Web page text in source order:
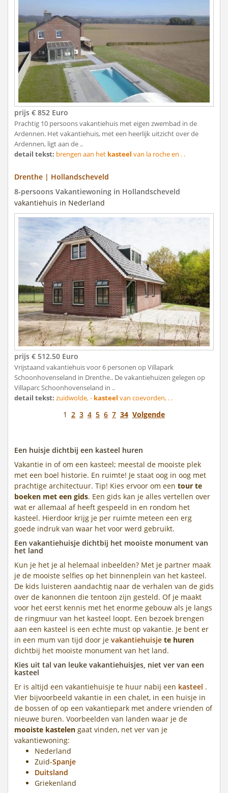
prijs € 852 Euro
Prachtig 10 persoons vakantiehuis met eigen zwembad in de
Ardennen. Het vakantiehuis, met een heerlijk uitzicht over de
Ardennen, ligt aan de ..
detail tekst: brengen aan het kasteel van la roche en . .
Drenthe | Hollandscheveld
8-persoons Vakantiewoning in Hollandscheveld
vakantiehuis in Nederland
prijs € 512.50 Euro
Vrijstaand vakantiehuis voor 6 personen op Villapark
Schoonhovenseland in Drenthe.. De vakantiehuizen gelegen op
Villaparc Schoonhovenseland in ..
detail tekst: zuidwolde, - kasteel van coevorden, . .
1 2 3 4 5 6 7 34 Volgende
Een huisje dichtbij een kasteel huren
Vakantie in of om een kasteel; meestal de mooiste plek
met een boel historie. En ruimte! Je staat oog in oog met
prachtige architectuur. Tip! Kies ervoor om een tour te
boeken met een gids. Een gids kan je alles vertellen over
wat er allemaal af heeft gespeeld in en rondom het
kasteel. Hierdoor krijg je per ruimte meteen een erg
goede indruk van waar het voor werd gebruikt.
Een vakantiehuisje dichtbij het mooiste monument van
het land
Kun je het je al helemaal inbeelden? Met je partner maak
je de mooiste selfies op het binnenplein van het kasteel.
De kids luisteren aandachtig naar de verhalen van de gids
over de kanonnen die tentoon zijn gesteld. Of je maakt
voor het eerst kennis met het enorme gebouw als je langs
de ringmuur van het kasteel loopt. Een bezoek brengen
aan een kasteel is een echte must op vakantie. Je bent er
in een mum van tijd door je vakantiehuisje te huren
dichtbij het mooiste monument van het land.
Kies uit tal van leuke vakantiehuisjes, niet ver van een
kasteel
Er is altijd een vakantiehuisje te huur nabij een kasteel .
Vier bijvoorbeeld vakantie in een chalet, in een huisje in
de bossen of op een vakantiepark met andere vrienden of
nieuwe buren. Voorbeelden van landen waar je de
mooiste kastelen gaat vinden, net ver van je
vakantiewoning:
Nederland
Zuid-Spanje
Duitsland
Griekenland